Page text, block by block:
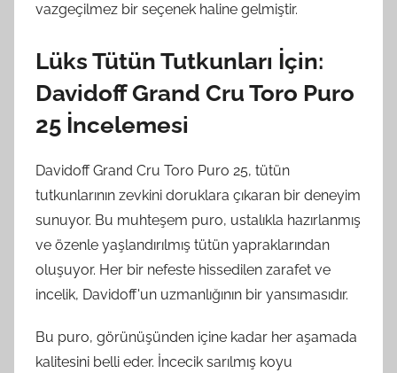
vazgeçilmez bir seçenek haline gelmiştir.
Lüks Tütün Tutkunları İçin:
Davidoff Grand Cru Toro Puro
25 İncelemesi
Davidoff Grand Cru Toro Puro 25, tütün
tutkunlarının zevkini doruklara çıkaran bir deneyim
sunuyor. Bu muhteşem puro, ustalıkla hazırlanmış
ve özenle yaşlandırılmış tütün yapraklarından
oluşuyor. Her bir nefeste hissedilen zarafet ve
incelik, Davidoff'un uzmanlığının bir yansımasıdır.
Bu puro, görünüşünden içine kadar her aşamada
kalitesini belli eder. İncecik sarılmış koyu